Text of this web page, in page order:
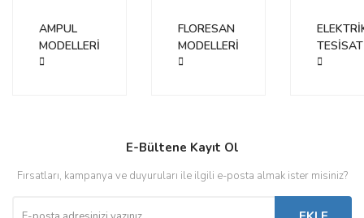
AMPUL
MODELLERİ
FLORESAN
MODELLERİ
TESİSAT
E-Bültene Kayıt Ol
Fırsatları, kampanya ve duyuruları ile ilgili e-posta almak ister misiniz?